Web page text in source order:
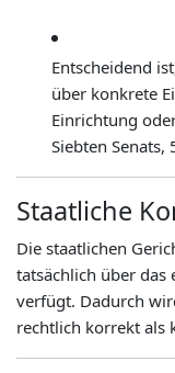
Entscheidend
über konkrete
Einrichtung
Siebten Senats,
Staatliche
Die staatlichen
tatsächlich über das
verfügt. Dadurch
rechtlich korrekt als